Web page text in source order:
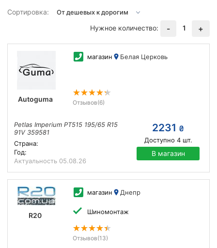
Сортировка:
Нужное количество:
- 1 +
Autoguma
магазин Белая Церковь
Отзывов(6)
Petlas Imperium PT515 195/65 R15
91V 359581
Страна:
Год:
Актуальность 05.08.26
2231 ₴
Доступно 4шт.
В магазин
R20
магазин Днепр
Шиномонтаж
Отзывов(13)